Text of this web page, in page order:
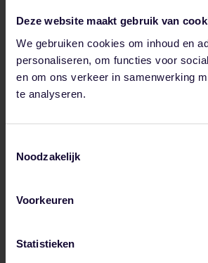
Deze website maakt gebruik van
We gebruiken cookies om inhoud en
personaliseren, om functies voor
en om ons verkeer in samenwerking
te analyseren.
Noodzakelijk
Voorkeuren
Statistieken
maximaal 33 Europese
zitplaats reserveren in
hogesnelheidstreinen en
of gewoon zoveel
Hoe gebruik je de